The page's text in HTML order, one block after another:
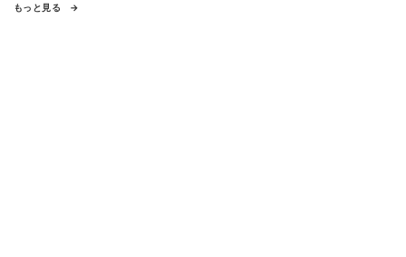
もっと見る